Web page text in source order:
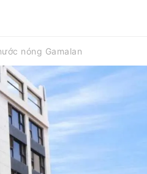
nóng Gamalan